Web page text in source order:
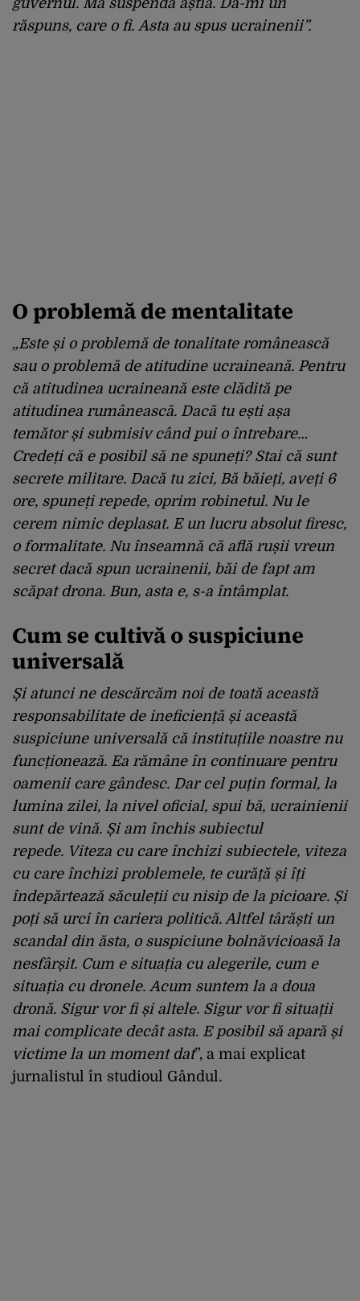
guvernul. Mă suspendă ăștia. Dă-mi un
răspuns, care o fi. Asta au spus ucrainenii”.
O problemă de mentalitate
„Este și o problemă de tonalitate românească
sau o problemă de atitudine ucraineană. Pentru
că atitudinea ucraineană este clădită pe
atitudinea rumânească. Dacă tu ești așa
temător și submisiv când pui o întrebare…
Credeți că e posibil să ne spuneți?Stai că sunt
secrete militare. Dacă tu zici, Bă băieți, aveți 6
ore, spuneți repede, oprim robinetul. Nu le
cerem nimic deplasat. E un lucru absolut firesc,
o formalitate. Nu înseamnă că află rușii vreun
secret dacă spun ucrainenii, băi defapt am
scăpat drona. Bun, asta e, s-a întâmplat.
Cum se cultivă osuspiciune
universală
Și atunci ne descărcăm noi de toată această
responsabilitate de ineficiență și această
suspiciune universală că instituțiile noastre nu
funcționează. Ea rămâne în continuare pentru
oamenii care gândesc. Dar cel puțin formal, la
lumina zilei, la nivel oficial, spui bă, ucrainienii
sunt de vină. Și am închis subiectul
repede. Viteza cu care închizi subiectele, viteza
cu care închizi problemele, te curăță și îți
îndepărtează săculeții cu nisip de la picioare. Și
poți să urci în cariera politică. Altfel târăști un
scandal din ăsta, o suspiciune bolnăvicioasă la
nesfârșit. Cum e situația cu alegerile, cum e
situația cu dronele. Acum suntem la a doua
dronă. Sigur vor fi și altele. Sigur vor fi situații
mai complicate decât asta. E posibil să apară și
victime la un moment dat”, a mai explicat
jurnalistul în studioul Gândul.